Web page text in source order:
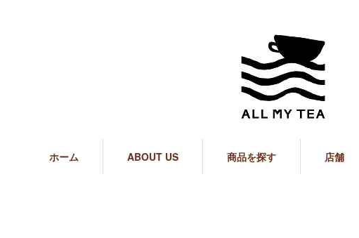
ホーム ABOUT US 商品を探す 店舗